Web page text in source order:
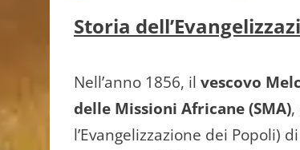
Storia
Nell’anno 1856, il vescovo
delle Missioni Africane (SMA),
l’Evangelizzazione dei Popoli)